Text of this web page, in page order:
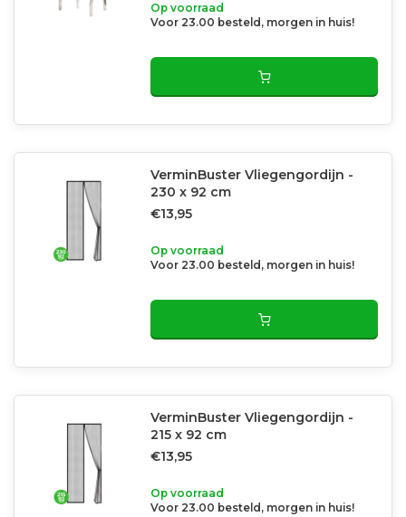
Op voorraad
Voor 23.00 besteld, morgen in huis!
VerminBuster Vliegengordijn -
230 x 92 cm
€13,95
Op voorraad
Voor 23.00 besteld, morgen in huis!
VerminBuster Vliegengordijn -
215 x 92 cm
€13,95
Op voorraad
Voor 23.00 besteld, morgen in huis!